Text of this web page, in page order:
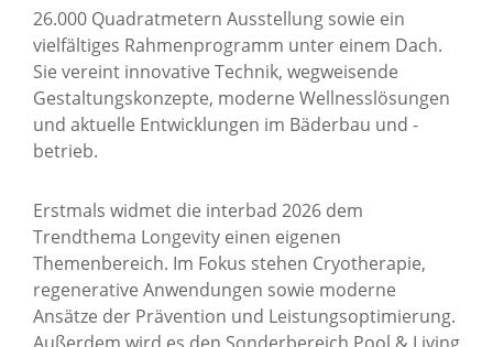
26.000 Quadratmetern Ausstellung sowie ein
vielfältiges Rahmenprogramm unter einem Dach.
Sie vereint innovative Technik, wegweisende
Gestaltungskonzepte, moderne Wellnesslösungen
und aktuelle Entwicklungen im Bäderbau und -
betrieb.
Erstmals widmet die interbad 2026 dem
Trendthema Longevity einen eigenen
Themenbereich. Im Fokus stehen Cryotherapie,
regenerative Anwendungen sowie moderne
Ansätze der Prävention und Leistungsoptimierung.